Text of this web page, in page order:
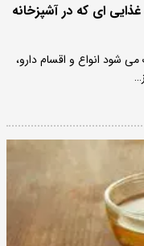
ای که در آشپزخانه
شود انواع و اقسام دارو،